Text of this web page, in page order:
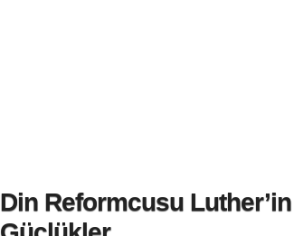
Din Reformcusu Luther’in